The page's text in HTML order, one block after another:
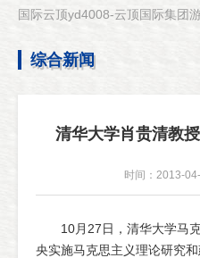
国际云顶yd4008-云顶国际集团
综合新闻
清华大学肖贵清教
时间：2013-
10月27日，清华大学马克
央实施马克思主义理论研究